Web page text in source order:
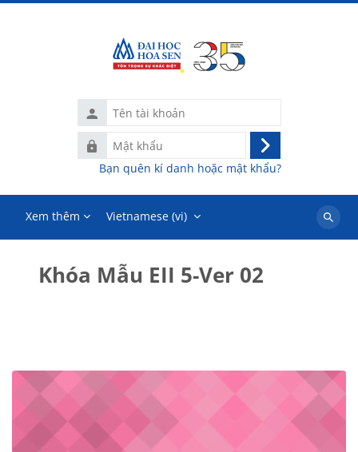
Tên
tài
khoản
Mật
khẩu
Đăng
nhập
Bạn quên kí danh hoặc mật khẩu?
Xem thêm Vietnamese ‎(vi)‎
Tìm
Khóa Mẫu EII 5-Ver 02